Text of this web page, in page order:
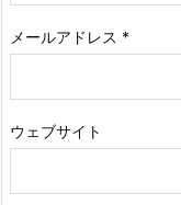
メールアドレス *
ウェブサイト